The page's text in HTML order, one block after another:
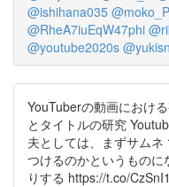
@ishihana035
@RheA7iuEqW47phi
@youtube2020s
YouTuberの動画におけ
とタイトルの研究
夫としては、まずサム
つけるのかというもの
りする https://t.co/